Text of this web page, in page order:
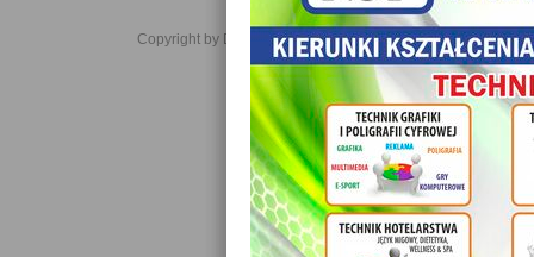
Copyright by Daniel JabĹoĹski 2006-2021. All rights